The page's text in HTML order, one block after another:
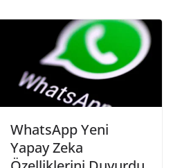
WhatsApp Yeni
Yapay Zeka